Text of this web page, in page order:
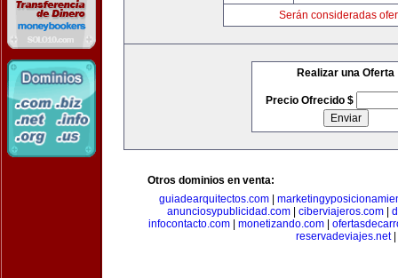
Serán consideradas
Realizar una Oferta
Precio Ofrecido $
Otros dominios en venta:
guiadearquitectos.com
anunciosypublicidad.com| ciberviajeros.com|
infocontacto.com
monetizando.com
reservadeviajes.net|